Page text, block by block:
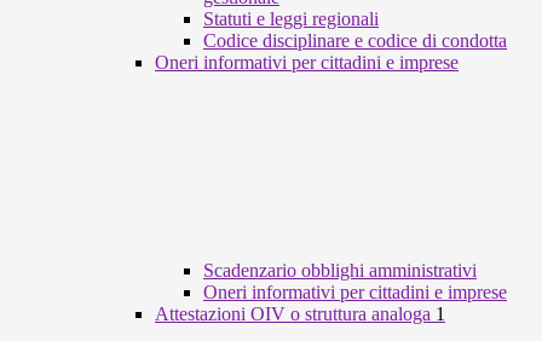
Statuti e leggi regionali
Codice disciplinare e codice di condotta
Oneri informativi per cittadini e imprese
Scadenzario obblighi amministrativi
Oneri informativi per cittadini e imprese
Attestazioni OIV o struttura analoga 1